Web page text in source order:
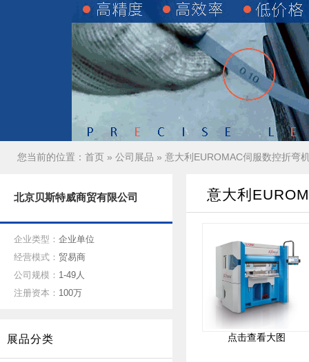
您当前的位置： 首页 » 公司展品 » 意大利EUROMAC伺服数控折弯
北京贝斯特威商贸有限公司
企业类型： 企业单位
经营模式： 贸易商
公司规模： 1-49人
注册资本： 100万
展品分类
意大利
点击查看大图